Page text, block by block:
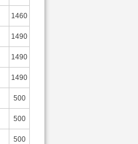
1460
1490
1490
1490
500
500
500